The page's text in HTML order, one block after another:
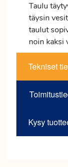
Taulu
täysin
taulut
noin kaksi
Tekniset
Kysy